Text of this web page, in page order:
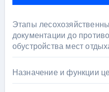
Этапы
документации до
обустройства мест
Назначение и функции